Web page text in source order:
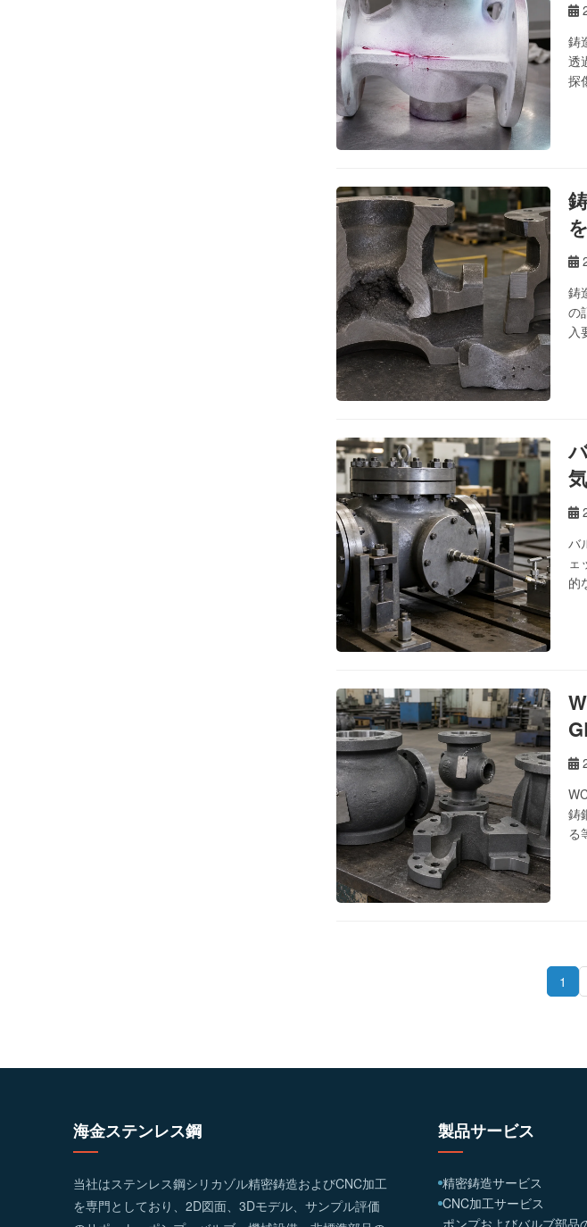
鋳
透
探
鋳
の
入
バ
ェ
的
鋳
る
1
海金ステンレス鋼
当社はステンレス鋼シリカゾル精密鋳造およびCNC加工
を専門としており、2D図面、3Dモデル、サンプル評価
製品サービス
精密鋳造サービス
CNC加工サービス
ポンプおよびバルブ部品